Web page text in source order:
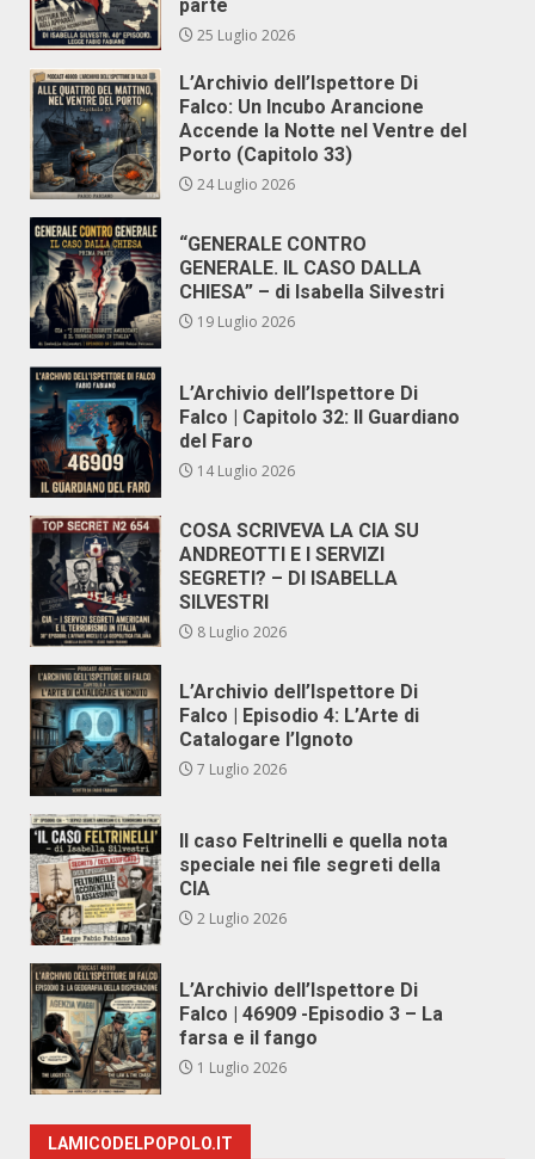
parte
25 Luglio 2026
L’Archivio dell’Ispettore Di
Falco: Un Incubo Arancione
Accende la Notte nel Ventre del
Porto (Capitolo 33)
24 Luglio 2026
“GENERALE CONTRO
GENERALE. IL CASO DALLA
CHIESA” – di Isabella Silvestri
19 Luglio 2026
L’Archivio dell’Ispettore Di
Falco | Capitolo 32: Il Guardiano
del Faro
14 Luglio 2026
COSA SCRIVEVA LA CIA SU
ANDREOTTI E I SERVIZI
SEGRETI? – DI ISABELLA
SILVESTRI
8 Luglio 2026
L’Archivio dell’Ispettore Di
Falco | Episodio 4: L’Arte di
Catalogare l’Ignoto
7 Luglio 2026
Il caso Feltrinelli e quella nota
speciale nei file segreti della
CIA
2 Luglio 2026
L’Archivio dell’Ispettore Di
Falco | 46909 -Episodio 3 – La
farsa e il fango
1 Luglio 2026
LAMICODELPOPOLO.IT